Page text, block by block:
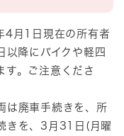
4月1日現在の所有者
降にバイクや軽四
す。ご注意くださ
は廃車手続きを、所
きを、3月31日(月曜